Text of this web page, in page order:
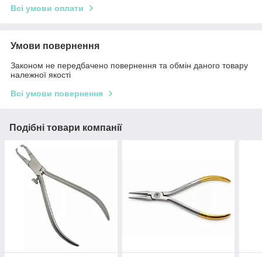
Всі умови оплати
Умови повернення
Законом не передбачено повернення та обмін даного товару
належної якості
Всі умови повернення
Подібні товари компанії